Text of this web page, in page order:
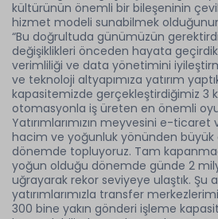
kültürünün önemli bir bileşeninin
hizmet modeli sunabilmek olduğunun
“Bu doğrultuda günümüzün
değişiklikleri önceden hayata
verimliliği ve data yönetimini
ve teknoloji altyapımıza yatırım
kapasitemizde gerçekleştirdiğimiz 3
otomasyonla iş üreten en önemli
Yatırımlarımızın meyvesini e-
hacim ve yoğunluk yönünden büyük
dönemde topluyoruz. Tam
yoğun olduğu dönemde günde 2
uğrayarak rekor seviyeye ulaştık. Şu
yatırımlarımızla transfer
300 bine yakın gönderi işleme